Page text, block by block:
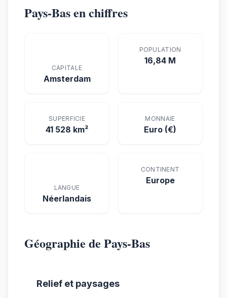
Pays-Bas en chiffres
CAPITALE
Amsterdam
POPULATION
16,84 M
SUPERFICIE
41 528 km²
MONNAIE
Euro (€)
LANGUE
Néerlandais
CONTINENT
Europe
Géographie de Pays-Bas
Relief et paysages